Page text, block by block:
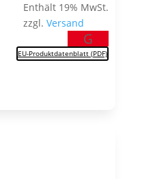
Enthält 19% MwSt.
zzgl. Versand
G
EU-Produktdatenblatt (PDF)